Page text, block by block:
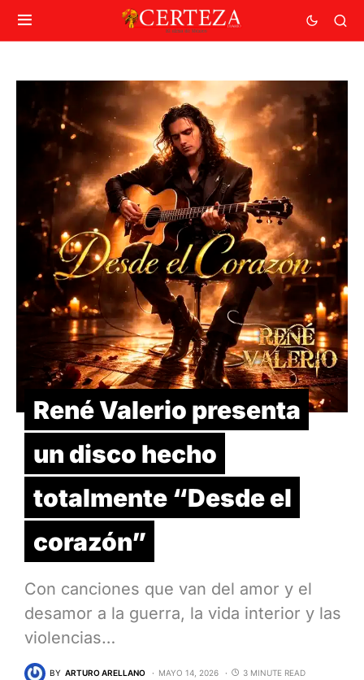
René Valerio presenta
un disco hecho
totalmente “Desde el
corazón”
Con canciones que van del amor y el
desamor a la guerra, la vida interior y las
violencias…
BY ARTURO ARELLANO MAYO 14, 2026 3 MINUTE READ